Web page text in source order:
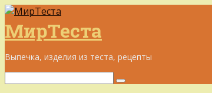
Перейти
к
контенту
МирТеста
Выпечка, изделия из теста, рецепты
Поиск: